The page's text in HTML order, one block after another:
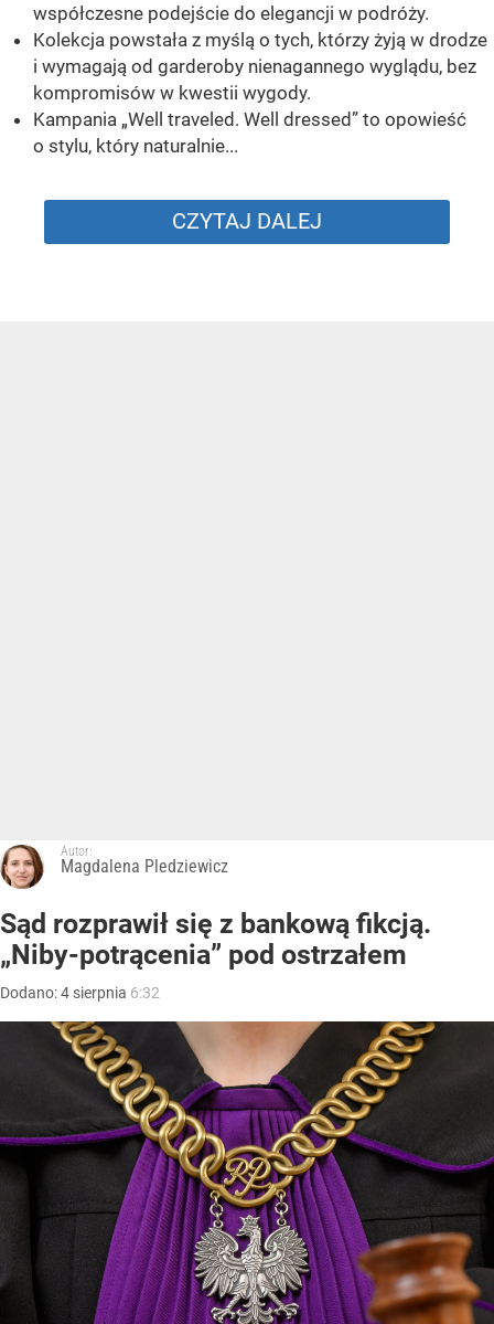
współczesne podejście do elegancji w podróży.
Kolekcja powstała z myślą o tych, którzy żyją w drodze
i wymagają od garderoby nienagannego wyglądu, bez
kompromisów w kwestii wygody.
Kampania „Well traveled. Well dressed” to opowieść
o stylu, który naturalnie...
CZYTAJ DALEJ
Autor:
Magdalena Pledziewicz
Sąd rozprawił się z bankową fikcją.
„Niby-potrącenia” pod ostrzałem
Dodano:4 sierpnia 6:32